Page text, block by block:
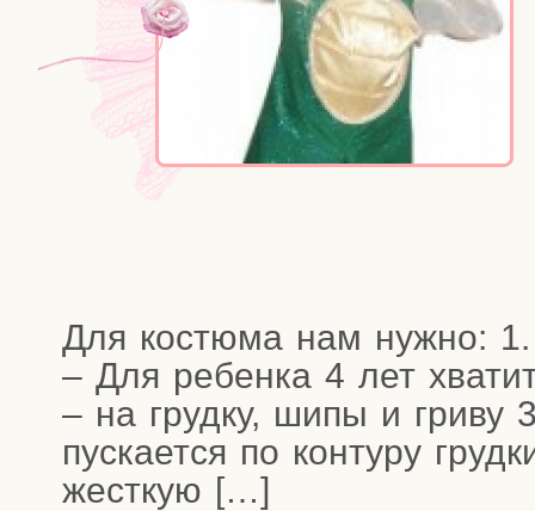
Для костю­ма нам нуж­но:
– Для ребен­ка 4 лет
– на груд­ку, шипы и гри­ву
пус­ка­ет­ся по кон­ту­ру
жесткую […]